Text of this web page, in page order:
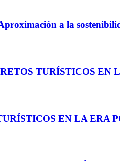
a la
TURÍSTICOS EN
EN LA ERA